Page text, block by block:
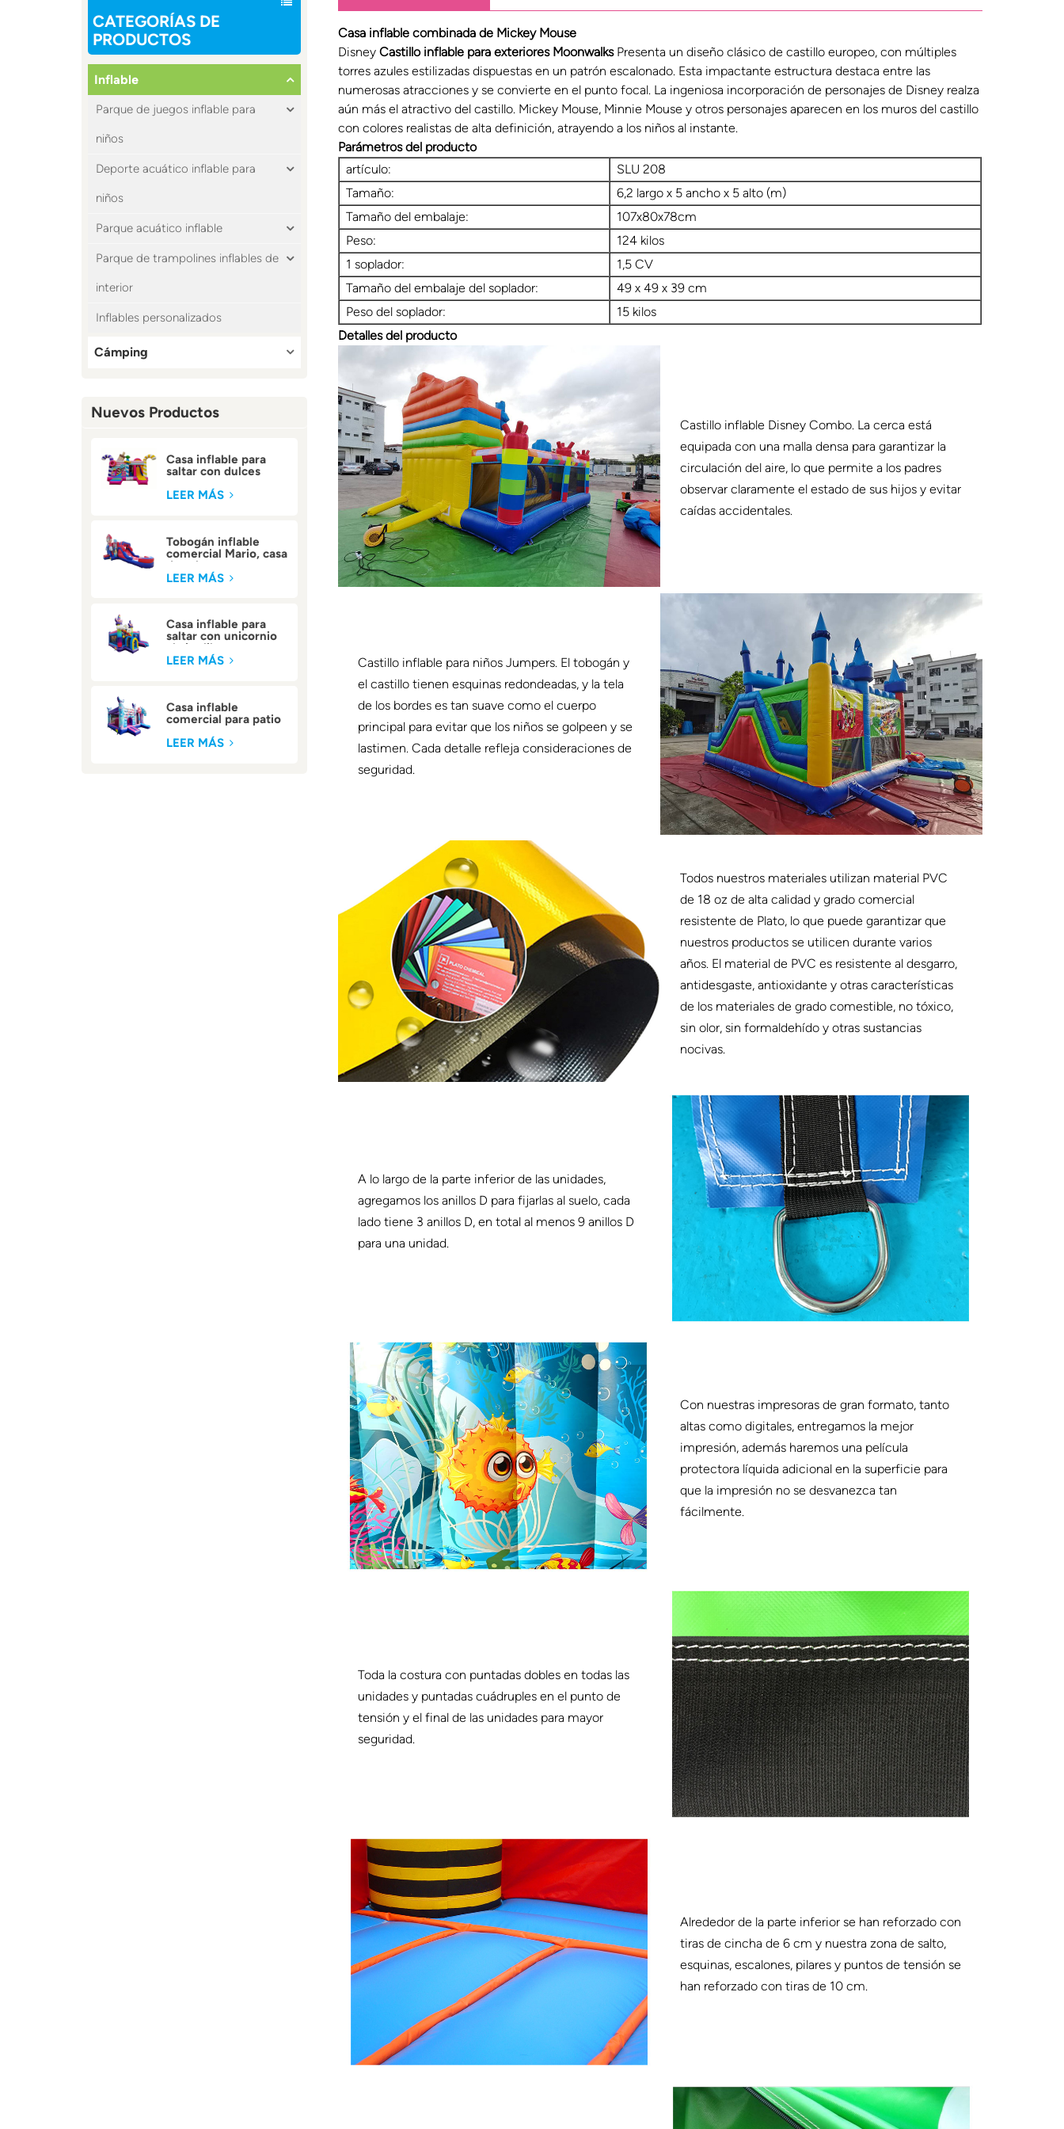
CATEGORÍAS DE
PRODUCTOS
Inflable
Parque de juegos inflable para
niños
Deporte acuático inflable para
niños
Parque acuático inflable
Parque de trampolines inflables de
interior
Inflables personalizados
Cámping
Nuevos Productos
Casa inflable para
saltar con dulces
niños
LEER MÁS
Tobogán inflable
comercial Mario, casa
de rebote
LEER MÁS
Casa inflable para
saltar con unicornio
al aire libre
LEER MÁS
Casa inflable
comercial para patio
LEER MÁS
Casa inflable combinada de Mickey Mouse
DisneyCastillo inflable para exteriores MoonwalksPresenta un diseño clásico de castillo europeo, con múltiples
torres azules estilizadas dispuestas en un patrón escalonado. Esta impactante estructura destaca entre las
numerosas atracciones y se convierte en el punto focal. La ingeniosa incorporación de personajes de Disney realza
aún más el atractivo del castillo. Mickey Mouse, Minnie Mouse y otros personajes aparecen en los muros del castillo
con colores realistas de alta definición, atrayendo a los niños al instante.
Parámetros del producto
artículo:
SLU 208
Tamaño:
6,2 largo x 5 ancho x 5 alto (m)
Tamaño del embalaje:
107x80x78cm
Peso:
124 kilos
1 soplador:
1,5 CV
Tamaño del embalaje del soplador:
49 x 49 x 39 cm
Peso del soplador:
15 kilos
Detalles del producto
Castillo inflable Disney Combo. La cerca está
equipada con una malla densa para garantizar la
circulación del aire, lo que permite a los padres
observar claramente el estado de sus hijos y evitar
caídas accidentales.
Castillo inflable para niños Jumpers. El tobogán y
el castillo tienen esquinas redondeadas, y la tela
de los bordes es tan suave como el cuerpo
principal para evitar que los niños se golpeen y se
lastimen. Cada detalle refleja consideraciones de
seguridad.
Todos nuestros materiales utilizan material PVC
de 18 oz de alta calidad y grado comercial
resistente de Plato, lo que puede garantizar que
nuestros productos se utilicen durante varios
años. El material de PVC es resistente al desgarro,
antidesgaste, antioxidante y otras características
de los materiales de grado comestible, no tóxico,
sin olor, sin formaldehído y otras sustancias
nocivas.
A lo largo de la parte inferior de las unidades,
agregamos los anillos D para fijarlas al suelo, cada
lado tiene 3 anillos D, en total al menos 9 anillos D
para una unidad.
Con nuestras impresoras de gran formato, tanto
altas como digitales, entregamos la mejor
impresión, además haremos una película
protectora líquida adicional en la superficie para
que la impresión no se desvanezca tan
fácilmente.
Toda la costura con puntadas dobles en todas las
unidades y puntadas cuádruples en el punto de
tensión y el final de las unidades para mayor
seguridad.
Alrededor de la parte inferior se han reforzado con
tiras de cincha de 6 cm y nuestra zona de salto,
esquinas, escalones, pilares y puntos de tensión se
han reforzado con tiras de 10 cm.